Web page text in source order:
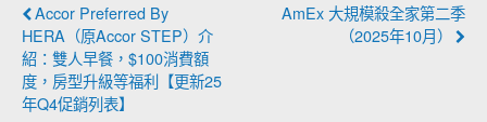
Accor Preferred By
HERA（原Accor STEP）介
紹：雙人早餐，$100消費額
度，房型升級等福利【更新25
年Q4促銷列表】
AmEx 大規模殺全家第二季
（2025年10月）